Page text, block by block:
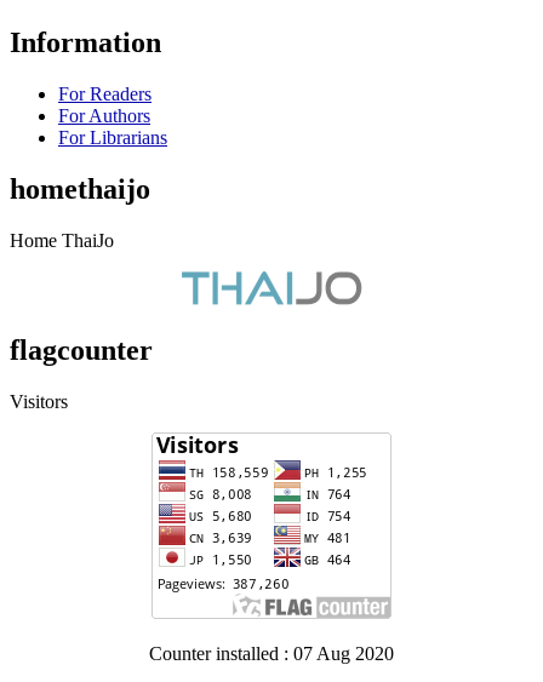
Information
For Readers
For Authors
For Librarians
homethaijo
Home ThaiJo
flagcounter
Visitors
Counter installed : 07 Aug 2020